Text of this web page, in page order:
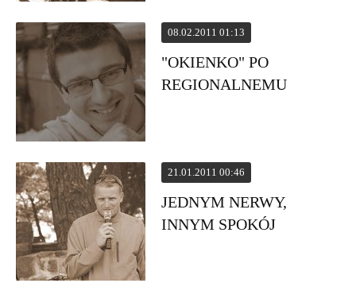
08.02.2011 01:13
"OKIENKO" PO
REGIONALNEMU
21.01.2011 00:46
JEDNYM NERWY,
INNYM SPOKÓJ